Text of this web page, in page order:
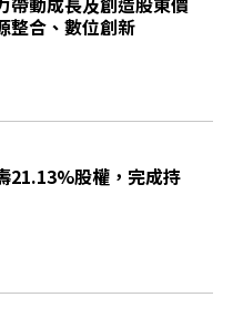
整合、數位創新
21.13%股權，完成持